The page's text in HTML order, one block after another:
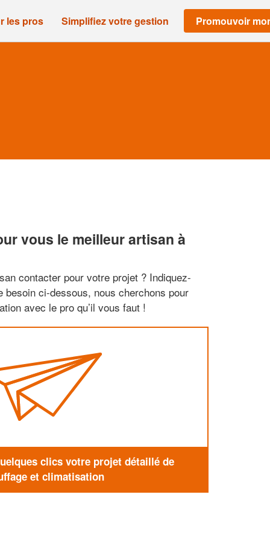
les pros Simplifiez votre gestion Promouvoir
vous le meilleur artisan à
contacter pour votre projet ? Indiquez-
besoin ci-dessous, nous cherchons pour
avec le pro qu’il vous faut !
clics votre projet détaillé de
et climatisation